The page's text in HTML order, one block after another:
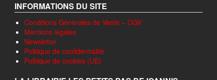
INFORMATIONS DU SITE
Conditions Générales de Vente – CGV
Mentions légales
Newsletter
Politique de confidentialité
Politique de cookies (UE)